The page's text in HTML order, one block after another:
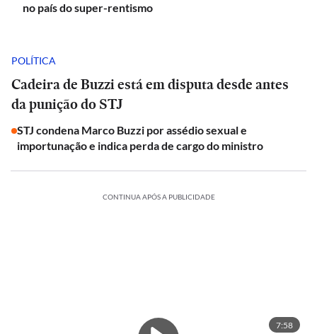
no país do super-rentismo
POLÍTICA
Cadeira de Buzzi está em disputa desde antes
da punição do STJ
STJ condena Marco Buzzi por assédio sexual e
importunação e indica perda de cargo do ministro
CONTINUA APÓS A PUBLICIDADE
7:58